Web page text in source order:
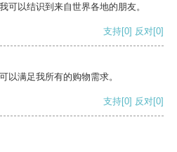
可以结识到来自世界各地的朋友。
支持[0] 反对[0]
以满足我所有的购物需求。
支持[0] 反对[0]